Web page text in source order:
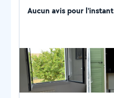
Aucun avis pour l'instant